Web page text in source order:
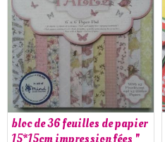
bloc de 36 feuilles de papier